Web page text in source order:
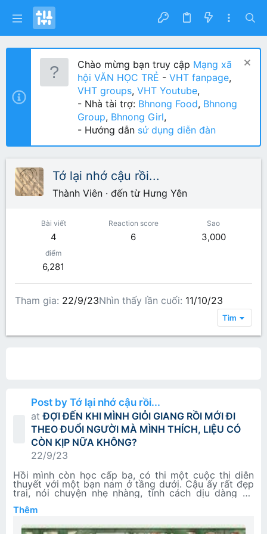
Chào mừng bạn truy cập Mạng xã
hội VĂN HỌC TRẺ - VHT fanpage,
VHT groups, VHT Youtube,
- Nhà tài trợ: Bhnong Food, Bhnong
Group, Bhnong Girl,
- Hướng dẫn sử dụng diễn đàn
Tớ lại nhớ cậu rồi...
Thành Viên · đến từ Hưng Yên
Bài viết
4
Reaction score
6
Sao
3,000
điểm
6,281
Tham gia 22/9/23Nhìn thấy lần cuối 11/10/23
Tìm
Post by Tớ lại nhớ cậu rồi...
at ĐỢI ĐẾN KHI MÌNH GIỎI GIANG RỒI MỚI ĐI
THEO ĐUỔI NGƯỜI MÀ MÌNH THÍCH, LIỆU CÓ
CÒN KỊP NỮA KHÔNG?
22/9/23
Hồi mình còn học cấp ba, có thi một cuộc thi diễn
thuyết với một bạn nam ở tầng dưới. Cậu ấy rất đẹp
trai, nói chuyện nhẹ nhàng, tính cách dịu dàng dễ
mình thường xuyên tập luyện cùng nhau, có những
tập luyện cùng mình. Lúc đó mình nghĩ một chàng
Thêm